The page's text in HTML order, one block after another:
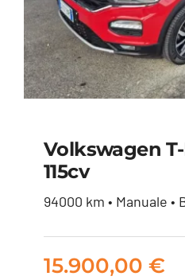
Volkswagen T-
115cv
94000 km • Manuale •
15.900,00 €